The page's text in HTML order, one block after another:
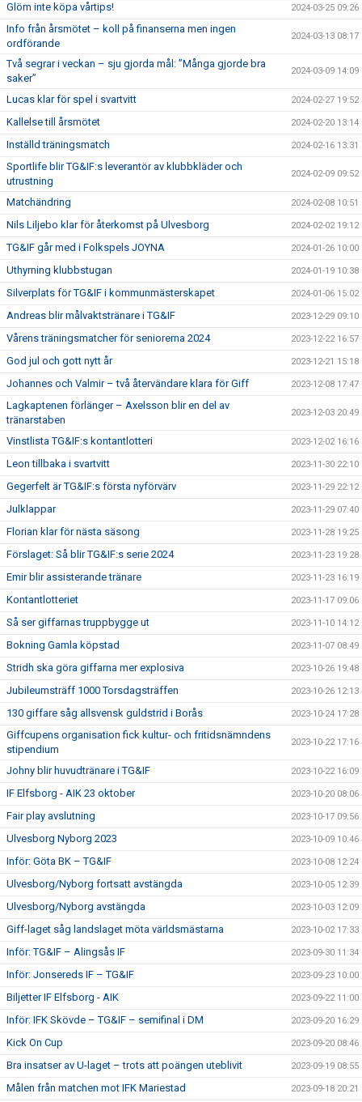
Glöm inte köpa vårtips! 2024-03-25 09:26
Info från årsmötet – koll på finanserna men ingen
ordförande
2024-03-13 08:17
Två segrar i veckan – sju gjorda mål: ”Många gjorde bra
saker”
2024-03-09 14:09
Lucas klar för spel i svartvitt 2024-02-27 19:52
Kallelse till årsmötet 2024-02-20 13:14
Inställd träningsmatch 2024-02-16 13:31
Sportlife blir TG&IF:s leverantör av klubbkläder och
utrustning
2024-02-09 09:52
Matchändring 2024-02-08 10:51
Nils Liljebo klar för återkomst på Ulvesborg 2024-02-02 19:12
TG&IF går med i Folkspels JOYNA 2024-01-26 10:00
Uthyrning klubbstugan 2024-01-19 10:38
Silverplats för TG&IF i kommunmästerskapet 2024-01-06 15:02
Andreas blir målvaktstränare i TG&IF 2023-12-29 09:10
Vårens träningsmatcher för seniorerna 2024 2023-12-22 16:57
God jul och gott nytt år 2023-12-21 15:18
Johannes och Valmir – två återvändare klara för Giff 2023-12-08 17:47
Lagkaptenen förlänger – Axelsson blir en del av
tränarstaben
2023-12-03 20:49
Vinstlista TG&IF:s kontantlotteri 2023-12-02 16:16
Leon tillbaka i svartvitt 2023-11-30 22:10
Gegerfelt är TG&IF:s första nyförvärv 2023-11-29 22:12
Julklappar 2023-11-29 07:40
Florian klar för nästa säsong 2023-11-28 19:25
Förslaget: Så blir TG&IF:s serie 2024 2023-11-23 19:28
Emir blir assisterande tränare 2023-11-23 16:19
Kontantlotteriet 2023-11-17 09:06
Så ser giffarnas truppbygge ut 2023-11-10 14:12
Bokning Gamla köpstad 2023-11-07 08:49
Stridh ska göra giffarna mer explosiva 2023-10-26 19:48
Jubileumsträff 1000 Torsdagsträffen 2023-10-26 12:13
130 giffare såg allsvensk guldstrid i Borås 2023-10-24 17:28
Giffcupens organisation fick kultur- och fritidsnämndens
stipendium
2023-10-22 17:16
Johny blir huvudtränare i TG&IF 2023-10-22 16:09
IF Elfsborg - AIK 23 oktober 2023-10-20 08:06
Fair play avslutning 2023-10-17 09:56
Ulvesborg Nyborg 2023 2023-10-09 10:46
Inför: Göta BK – TG&IF 2023-10-08 12:24
Ulvesborg/Nyborg fortsatt avstängda 2023-10-05 12:39
Ulvesborg/Nyborg avstängda 2023-10-03 12:09
Giff-laget såg landslaget möta världsmästarna 2023-10-02 17:33
Inför: TG&IF – Alingsås IF 2023-09-30 11:34
Inför: Jonsereds IF – TG&IF 2023-09-23 10:00
Biljetter IF Elfsborg - AIK 2023-09-22 11:00
Inför: IFK Skövde – TG&IF – semifinal i DM 2023-09-20 16:29
Kick On Cup 2023-09-20 08:46
Bra insatser av U-laget – trots att poängen uteblivit 2023-09-19 08:55
Målen från matchen mot IFK Mariestad 2023-09-18 20:21